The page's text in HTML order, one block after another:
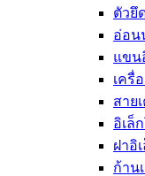
ตัวยึ
อ่อน
แขน
เครื่
สาย
อิเล็
ฝาอิ
ก้าน